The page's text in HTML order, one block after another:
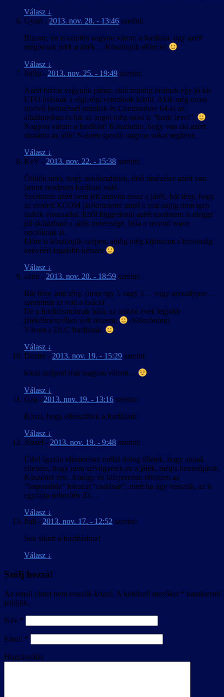
Válasz ↓
Gyuri - 2013. nov. 28. - 13:46 szerint:
Bizony, én is szintén nagyon várom a fordítást, úgy azért
mégiscsak jobb a játék… Köszönjük előre is!
Válasz ↓
SuSu - 2013. nov. 25. - 19:49 szerint:
Azért biztos vagyunk páran, akik mindig örülnek egy jó kis
UFO írtásnak a régi-régi veteránok közül. Akik még orosz
nyelvű beöntéssel indultak és Commodore 64-el az
általánosban és hát az angol még most is “basic level”.
Nagyon várom a fordítást! Köszönöm, hogy van aki azért
rászánta az időt! Nekem speciál nagyon sokat segítene.
Válasz ↓
KeV - 2013. nov. 22. - 15:38 szerint:
Örülök neki, hogy nekikezdtetek, első ránézésre azért van
benne rendesen fordítani való.
Szerintem azért nem lett annyira rossz a játék, bár tény, hogy
az eredeti XCOM játékmenetet mind a mai napig nem igen
tudták visszaadni. Ettől függetlenül azért szerintem is eléggé
jól skálázható a játék nehézsége, hála a second wave
opcióknak is.
Előre is köszönjük szépen, addig még kijátszom a biztonság
kedvéért legalább kétszer
Válasz ↓
axon - 2013. nov. 20. - 18:59 szerint:
Bár tény, ami tény. (nem egy 1 vagy 2… vagy apocalypse…
szerintem az volt a csúcs)
De a fordításotoknak hála, az utóbbi évek legjobb
játékélményében volt részem.
(Köszönöm)
Várom a DLC fordítását.
Válasz ↓
Dexter - 2013. nov. 19. - 15:29 szerint:
köszi szépen! már nagyon várom…
Válasz ↓
Gza - 2013. nov. 19. - 13:16 szerint:
Köszi, hogy elkészítitek a fordítását.
Válasz ↓
József - 2013. nov. 19. - 9:48 szerint:
Üdv! Igazán elismerésre méltó dolog tőletek, hogy annak
ellenére, hogy nem szívügyetek ez a játék, mégis honosítjátok.
Köszönet érte. Amúgy én kifejezetten élvezem az
“Impossible” fokozat “csalásait”, mert ha úgy vesszük, az is
egyfajta nehezítés :D…
Válasz ↓
Pali - 2013. nov. 17. - 12:52 szerint:
Sok sikert a fordításhoz!
Válasz ↓
Szólj hozzá!
Az email címet nem tesszük közzé. A kötelező mezőket * karakterrel
jelöljük.
Név *
Email *
Hozzászólás